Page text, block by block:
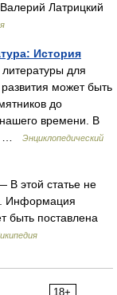
Латрицкий
История
для
может быть
до
нашего времени. В
…
Энциклопедический
В этой статье не
Информация
быть поставлена
18+